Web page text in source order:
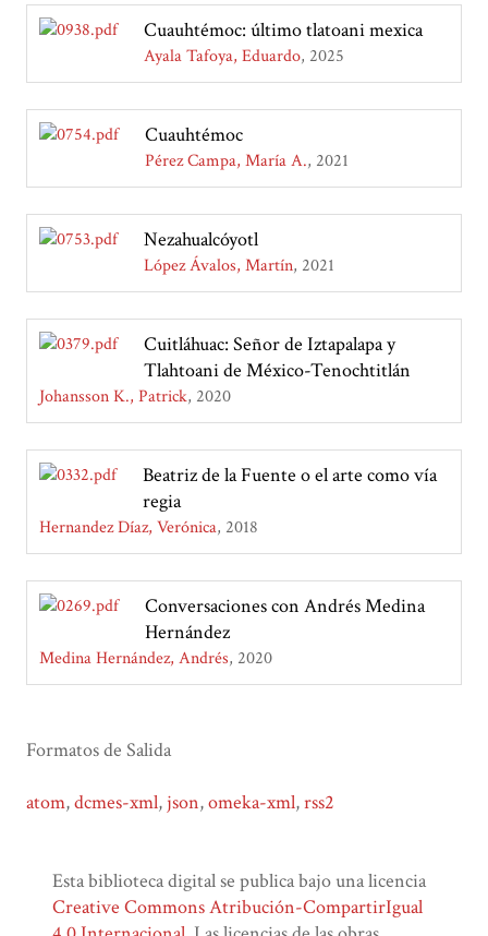
Cuauhtémoc: último tlatoani mexica
Ayala Tafoya, Eduardo 2025
Cuauhtémoc
Pérez Campa, María A. 2021
Nezahualcóyotl
López Ávalos, Martín 2021
Cuitláhuac: Señor de Iztapalapa y
Tlahtoani de México-Tenochtitlán
Johansson K., Patrick 2020
Beatriz de la Fuente o el arte como vía
regia
Hernandez Díaz, Verónica 2018
Conversaciones con Andrés Medina
Hernández
Medina Hernández, Andrés 2020
Formatos de Salida
atom,dcmes-xml, json,omeka-xml,rss2
Esta biblioteca digital se publica bajo una licencia
Creative Commons Atribución-CompartirIgual